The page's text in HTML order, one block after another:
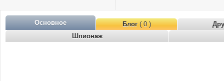
Основное Блог( 0 )
Шпионаж